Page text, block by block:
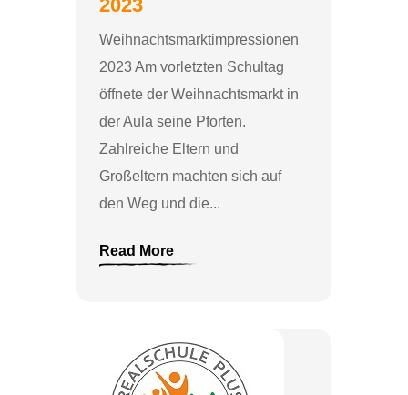
2023
Weihnachtsmarktimpressionen
2023 Am vorletzten Schultag
öffnete der Weihnachtsmarkt in
der Aula seine Pforten.
Zahlreiche Eltern und
Großeltern machten sich auf
den Weg und die...
Read More